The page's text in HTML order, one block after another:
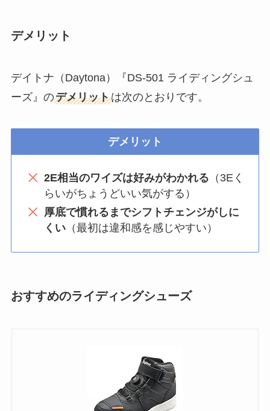
デメリット
デイトナ（Daytona）『DS-501 ライディングシュ
ーズ』のデメリットは次のとおりです。
デメリット
2E相当のワイズは好みがわかれる （3Eく
らいがちょうどいい気がする）
厚底で慣れるまでシフトチェンジがしに
くい（最初は違和感を感じやすい）
おすすめのライディングシューズ